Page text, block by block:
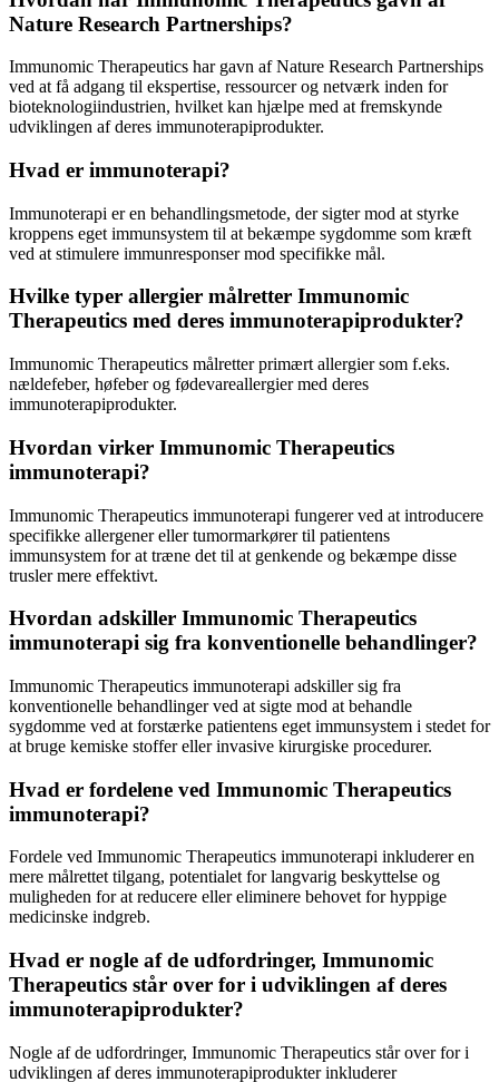
Nature Research Partnerships?
Immunomic Therapeutics har gavn af Nature Research Partnerships
ved at få adgang til ekspertise, ressourcer og netværk inden for
bioteknologiindustrien, hvilket kan hjælpe med at fremskynde
udviklingen af ​​deres immunoterapiprodukter.
Hvad er immunoterapi?
Immunoterapi er en behandlingsmetode, der sigter mod at styrke
kroppens eget immunsystem til at bekæmpe sygdomme som kræft
ved at stimulere immunresponser mod specifikke mål.
Hvilke typer allergier målretter Immunomic
Therapeutics med deres immunoterapiprodukter?
Immunomic Therapeutics målretter primært allergier som f.eks.
nældefeber, høfeber og fødevareallergier med deres
immunoterapiprodukter.
Hvordan virker Immunomic Therapeutics
immunoterapi?
Immunomic Therapeutics immunoterapi fungerer ved at introducere
specifikke allergener eller tumormarkører til patientens
immunsystem for at træne det til at genkende og bekæmpe disse
trusler mere effektivt.
Hvordan adskiller Immunomic Therapeutics
immunoterapi sig fra konventionelle behandlinger?
Immunomic Therapeutics immunoterapi adskiller sig fra
konventionelle behandlinger ved at sigte mod at behandle
sygdomme ved at forstærke patientens eget immunsystem i stedet for
at bruge kemiske stoffer eller invasive kirurgiske procedurer.
Hvad er fordelene ved Immunomic Therapeutics
immunoterapi?
Fordele ved Immunomic Therapeutics immunoterapi inkluderer en
mere målrettet tilgang, potentialet for langvarig beskyttelse og
muligheden for at reducere eller eliminere behovet for hyppige
medicinske indgreb.
Hvad er nogle af de udfordringer, Immunomic
Therapeutics står over for i udviklingen af ​​deres
immunoterapiprodukter?
Nogle af de udfordringer, Immunomic Therapeutics står over for i
udviklingen af ​​deres immunoterapiprodukter inkluderer